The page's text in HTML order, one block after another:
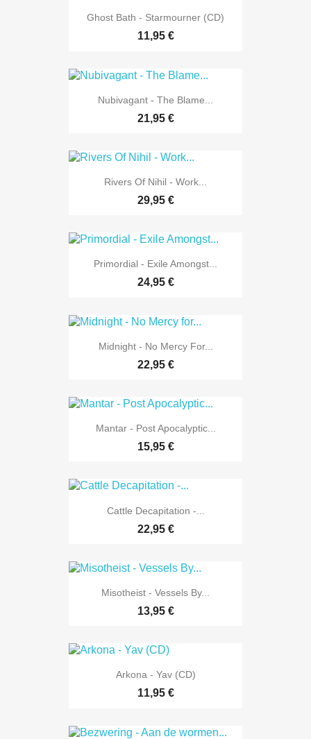
Ghost Bath - Starmourner (CD)
11,95 €
Nubivagant - The Blame...
21,95 €
Rivers Of Nihil - Work...
29,95 €
Primordial - Exile Amongst...
24,95 €
Midnight - No Mercy For...
22,95 €
Mantar - Post Apocalyptic...
15,95 €
Cattle Decapitation -...
22,95 €
Misotheist - Vessels By...
13,95 €
Arkona - Yav (CD)
11,95 €